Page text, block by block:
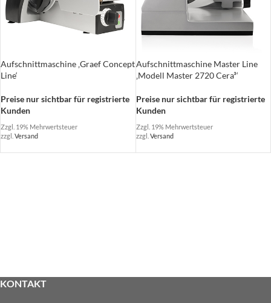
Aufschnittmaschine ‚Graef Concept
Line‘
Preise nur sichtbar für registrierte
Kunden
Zzgl. 19% Mehrwertsteuer
zzgl. Versand
Aufschnittmaschine Master Line
‚Modell Master 2720 Cera³‘
Preise nur sichtbar für registrierte
Kunden
Zzgl. 19% Mehrwertsteuer
zzgl. Versand
KONTAKT